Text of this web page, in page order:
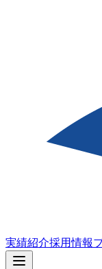
実績紹介採用情報